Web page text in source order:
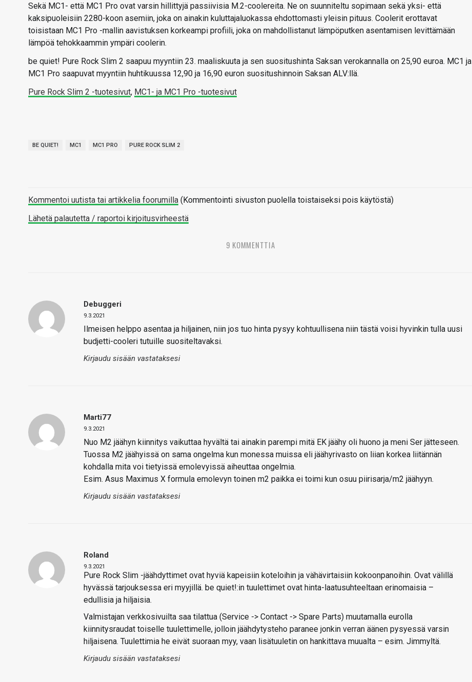
Sekä MC1- että MC1 Pro ovat varsin hillittyjä passiivisia M.2-coolereita. Ne on suunniteltu sopimaan sekä yksi- että
kaksipuoleisiin 2280-koon asemiin, joka on ainakin kuluttajaluokassa ehdottomasti yleisin pituus. Coolerit erottavat
toisistaan MC1 Pro -mallin aavistuksen korkeampi profiili, joka on mahdollistanut lämpöputken asentamisen levittämään
lämpöä tehokkaammin ympäri coolerin.
be quiet! Pure Rock Slim 2 saapuu myyntiin 23. maaliskuuta ja sen suositushinta Saksan verokannalla on 25,90 euroa. MC1 ja
MC1 Pro saapuvat myyntiin huhtikuussa 12,90 ja 16,90 euron suositushinnoin Saksan ALV:llä.
Pure Rock Slim 2 -tuotesivut, MC1- ja MC1 Pro -tuotesivut
BE QUIET! MC1 MC1 PRO PURE ROCK SLIM 2
Kommentoi uutista tai artikkelia foorumilla (Kommentointi sivuston puolella toistaiseksi pois käytöstä)
Lähetä palautetta / raportoi kirjoitusvirheestä
9 KOMMENTTIA
Debuggeri
9.3.2021
Ilmeisen helppo asentaa ja hiljainen, niin jos tuo hinta pysyy kohtuullisena niin tästä voisi hyvinkin tulla uusi
budjetti-cooleri tutuille suositeltavaksi.
Kirjaudu sisään vastataksesi
Marti77
9.3.2021
Nuo M2 jäähyn kiinnitys vaikuttaa hyvältä tai ainakin parempi mitä EK jäähy oli huono ja meni Ser jätteseen.
Tuossa M2 jäähyissä on sama ongelma kun monessa muissa eli jäähyrivasto on liian korkea liitännän
kohdalla mita voi tietyissä emolevyissä aiheuttaa ongelmia.
Esim. Asus Maximus X formula emolevyn toinen m2 paikka ei toimi kun osuu piirisarja/m2 jäähyyn.
Kirjaudu sisään vastataksesi
Roland
9.3.2021
Pure Rock Slim -jäähdyttimet ovat hyviä kapeisiin koteloihin ja vähävirtaisiin kokoonpanoihin. Ovat välillä
hyvässä tarjouksessa eri myyjillä. be quiet!:in tuulettimet ovat hinta-laatusuhteeltaan erinomaisia –
edullisia ja hiljaisia.
Valmistajan verkkosivuilta saa tilattua (Service -> Contact -> Spare Parts) muutamalla eurolla
kiinnitysraudat toiselle tuulettimelle, jolloin jäähdytysteho paranee jonkin verran äänen pysyessä varsin
hiljaisena. Tuulettimia he eivät suoraan myy, vaan lisätuuletin on hankittava muualta – esim. Jimmyltä.
Kirjaudu sisään vastataksesi